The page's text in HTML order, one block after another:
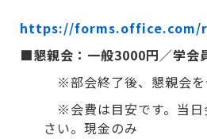
https://forms.office.com/
■懇親会：一般3000円／学会
※部会終了後、懇親会を
※会費は目安です。当日
さい。現金のみ